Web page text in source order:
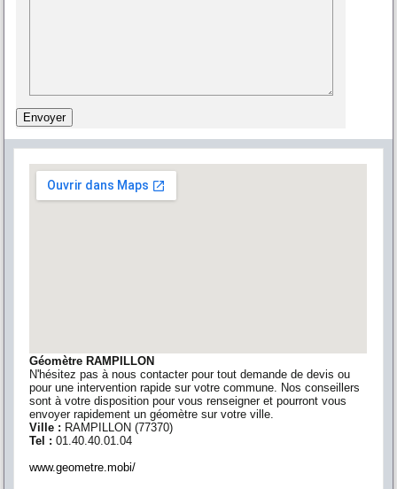
Géomètre RAMPILLON
N'hésitez pas à nous contacter pour tout demande de devis ou
pour une intervention rapide sur votre commune. Nos conseillers
sont à votre disposition pour vous renseigner et pourront vous
envoyer rapidement un géomètre sur votre ville.
Ville : RAMPILLON (77370)
Tel :01.40.40.01.04
www.geometre.mobi/